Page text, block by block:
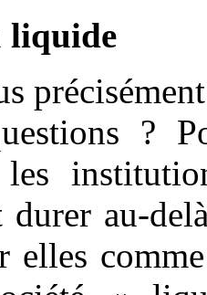
liquide
?
durer au-
elles